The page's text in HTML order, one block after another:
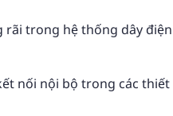
trong hệ thống dây
nối nội bộ trong các thiết